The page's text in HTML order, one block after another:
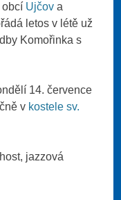
obcí Ujčova
letos v létě už
Komořinka s
14. července
v kostele sv.
jazzová